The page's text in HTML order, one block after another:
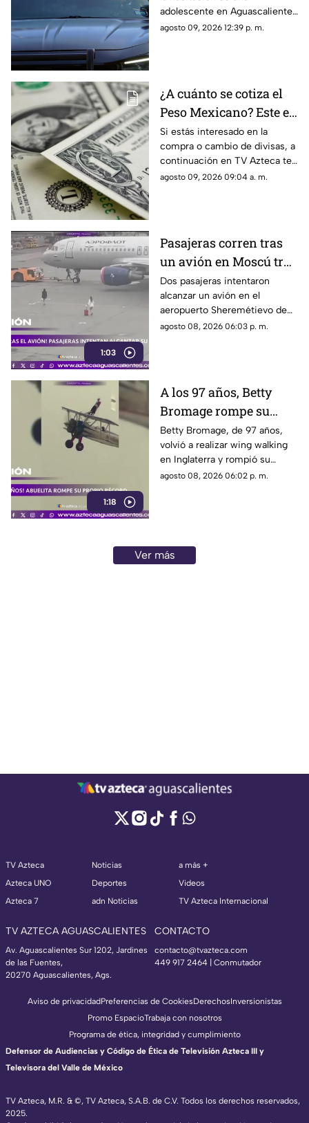
para tocarla en
Aguascalientes
adolescente en Aguascalientes
para realizarle tocamientos; te
agosto 09, 2026 12:39 p. m.
¿A cuánto se cotiza el
Peso Mexicano? Este es
el precio del dólar en
Aguascalientes hoy 9
de agosto de 2026
Si estás interesado en la
compra o cambio de divisas, a
continuación en TV Azteca te
informamos cuál es el precio
agosto 09, 2026 09:04 a. m.
1:03
Pasajeras corren tras
un avión en Moscú tras
llegar tarde a su vuelo
Dos pasajeras intentaron
alcanzar un avión en el
aeropuerto Sheremétievo de
Moscú tras llegar tarde a su
agosto 08, 2026 06:03 p. m.
1:18
A los 97 años, Betty
Bromage rompe su
propio récord Guinness
en las alturas
Betty Bromage, de 97 años,
volvió a realizar wing walking
en Inglaterra y rompió su
propio récord Guinness tras
agosto 08, 2026 06:02 p. m.
Ver más
TV Azteca
Azteca UNO
Azteca 7
Noticias
Deportes
adn Noticias
a más +
Videos
TV Azteca Internacional
TV AZTECA AGUASCALIENTES
Av. Aguascalientes Sur 1202, Jardines
de las Fuentes,
20270 Aguascalientes, Ags.
CONTACTO
contacto@tvazteca.com
449 917 2464 | Conmutador
TV Azteca, M.R. & ©, TV Azteca, S.A.B. de C.V. Todos los derechos reservados,
2025.
Aviso de privacidadPreferencias de CookiesDerechosInversionistas
Promo EspacioTrabaja con nosotros
Programa de ética, integridad y cumplimiento
Defensor de Audiencias y Código de Ética de Televisión Azteca III y
Televisora del Valle de México